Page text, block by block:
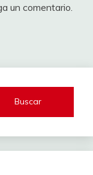
un comentario.
Buscar